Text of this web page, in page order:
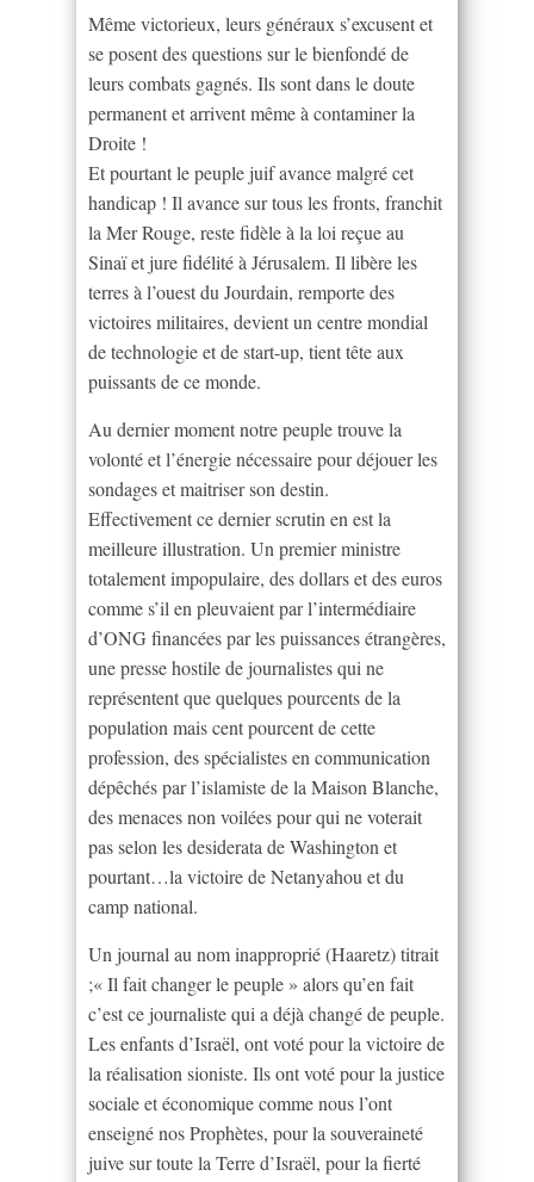
Même victorieux, leurs généraux s’excusent et
se posent des questions sur le bienfondé de
leurs combats gagnés. Ils sont dans le doute
permanent et arrivent même à contaminer la
Droite !
Et pourtant le peuple juif avance malgré cet
handicap ! Il avance sur tous les fronts, franchit
la Mer Rouge, reste fidèle à la loi reçue au
Sinaï et jure fidélité à Jérusalem. Il libère les
terres à l’ouest du Jourdain, remporte des
victoires militaires, devient un centre mondial
de technologie et de start-up, tient tête aux
puissants de ce monde.
Au dernier moment notre peuple trouve la
volonté et l’énergie nécessaire pour déjouer les
sondages et maitriser son destin.
Effectivement ce dernier scrutin en est la
meilleure illustration. Un premier ministre
totalement impopulaire, des dollars et des euros
comme s’il en pleuvaient par l’intermédiaire
d’ONG financées par les puissances étrangères,
une presse hostile de journalistes qui ne
représentent que quelques pourcents de la
population mais cent pourcent de cette
profession, des spécialistes en communication
dépêchés par l’islamiste de la Maison Blanche,
des menaces non voilées pour qui ne voterait
pas selon les desiderata de Washington et
pourtant…la victoire de Netanyahou et du
camp national.
Un journal au nom inapproprié (Haaretz) titrait
;« Il fait changer le peuple » alors qu’en fait
c’est ce journaliste qui a déjà changé de peuple.
Les enfants d’Israël, ont voté pour la victoire de
la réalisation sioniste. Ils ont voté pour la justice
sociale et économique comme nous l’ont
enseigné nos Prophètes, pour la souveraineté
juive sur toute la Terre d’Israël, pour la fierté